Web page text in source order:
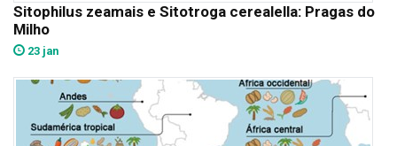
Sitophilus zeamais e Sitotroga cerealella: Pragas do
Milho
23 jan